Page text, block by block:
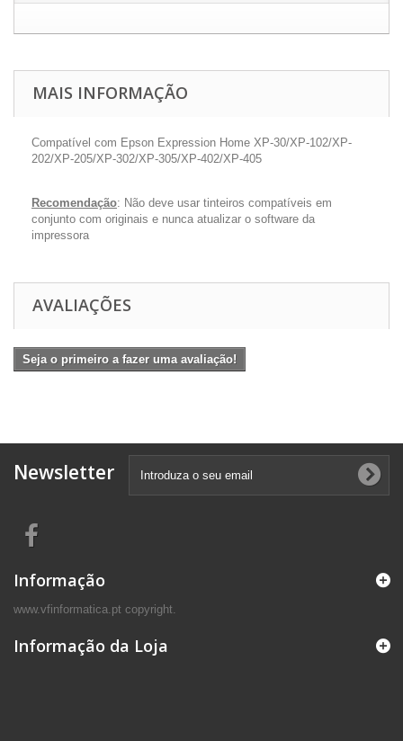
MAIS INFORMAÇÃO
Compatível com Epson Expression Home XP-30/XP-102/XP-
202/XP-205/XP-302/XP-305/XP-402/XP-405
Recomendação: Não deve usar tinteiros compatíveis em
conjunto com originais e nunca atualizar o software da
impressora
AVALIAÇÕES
Seja o primeiro a fazer uma avaliação!
Newsletter
Informação
www.vfinformatica.pt copyright.
Informação da Loja